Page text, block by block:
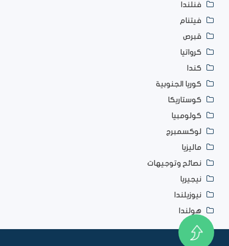
فنلندا
فيتنام
قبرص
كرواتيا
كندا
كوريا الجنوبية
كوستاريكا
كولومبيا
لوكسمبرج
ماليزيا
نصائح وتوجيهات
نيجيريا
نيوزيلندا
هولندا